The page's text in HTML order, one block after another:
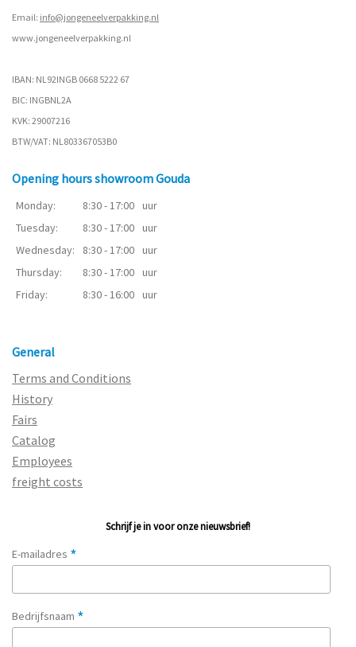
Email: info@jongeneelverpakking.nl
www.jongeneelverpakking.nl
IBAN: NL92INGB 0668 5222 67
BIC: INGBNL2A
KVK: 29007216
BTW/VAT: NL803367053B0
Opening hours showroom Gouda
Monday: 8:30 - 17:00 uur
Tuesday:
8:30 - 17:00 uur
Wednesday:
8:30 - 17:00 uur
Thursday:
8:30 - 17:00 uur
Friday:
8:30 - 16:00 uur
General
Terms and Conditions
History
Fairs
Catalog
Employees
freight costs
Schrijf je in voor onze nieuwsbrief!
E-mailadres *
Bedrijfsnaam *